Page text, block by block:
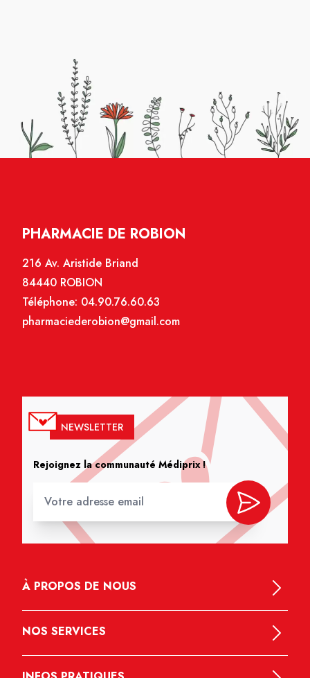
PHARMACIE DE ROBION
216 Av. Aristide Briand
84440 ROBION
Téléphone: 04.90.76.60.63
pharmaciederobion@gmail.com
NEWSLETTER
Rejoignez la communauté Médiprix !
À PROPOS DE NOUS
NOS SERVICES